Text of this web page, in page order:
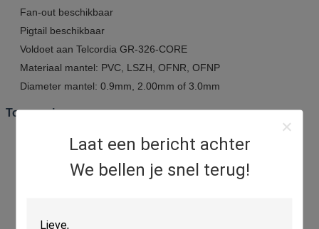
Laat een bericht achter
We bellen je snel terug!
Fan-out beschikbaar
Pigtail beschikbaar
Voldoet aan Telcordia GR-326-CORE
Materiaal mantel: PVC, LSZH, OFNR, OFNP
Diameter mantel: 0.9mm, 2.00mm of 3.0mm
Toepassingen
ODF van optisch transmissiesysteem